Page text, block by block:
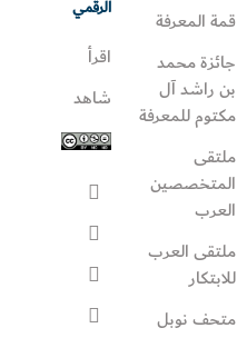
قمة المعرفة
جائزة محمد
بن راشد آل
مكتوم للمعرفة
ملتقى
المتخصصين
العرب
ملتقى العرب
للابتكار
متحف نوبل
الرقمي
اقرأ
شاهد